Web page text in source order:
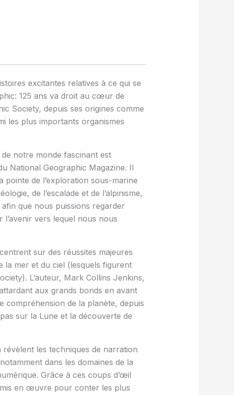
excitantes relatives à ce qui se
125 ans va droit au cœur de
Society, depuis ses origines comme
les plus importants organismes
notre monde fascinant est
National Geographic Magazine. Il
de l’exploration sous-marine
de l’escalade et de l’alpinisme,
que nous puissions regarder
l’avenir vers lequel nous nous
sur des réussites majeures
la mer et du ciel (lesquels figu­rent
L’auteur, Mark Collins Jenkins,
aux grands bonds en avant
compréhension de la planète, depuis
pas sur la Lune et la découverte de
les techniques de narration
dans les domaines de la
Grâce à ces coups d’œil
en œuvre pour conter les plus